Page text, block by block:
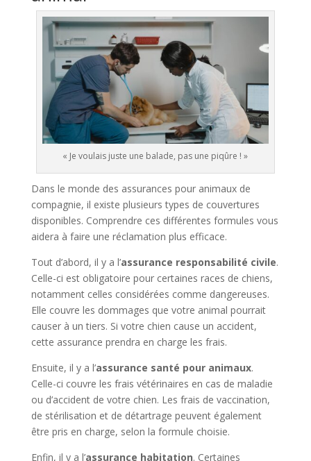
« Je voulais juste une balade, pas une piqûre ! »
Dans le monde des assurances pour animaux de
compagnie, il existe plusieurs types de couvertures
disponibles. Comprendre ces différentes formules vous
aidera à faire une réclamation plus efficace.
Tout d’abord, il y a l’assurance responsabilité civile.
Celle-ci est obligatoire pour certaines races de chiens,
notamment celles considérées comme dangereuses.
Elle couvre les dommages que votre animal pourrait
causer à un tiers. Si votre chien cause un accident,
cette assurance prendra en charge les frais.
Ensuite, il y a l’assurance santé pour animaux.
Celle-ci couvre les frais vétérinaires en cas de maladie
ou d’accident de votre chien. Les frais de vaccination,
de stérilisation et de détartrage peuvent également
être pris en charge, selon la formule choisie.
Enfin, il y a l’assurance habitation. Certaines